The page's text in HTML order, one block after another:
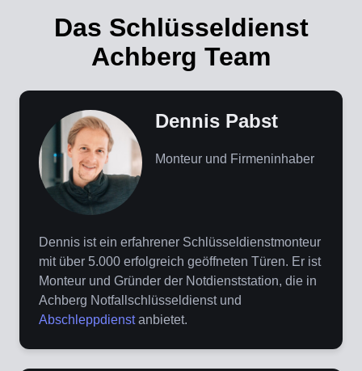
Das Schlüsseldienst
Achberg Team
Dennis Pabst
Monteur und Firmeninhaber
Dennis ist ein erfahrener Schlüsseldienstmonteur
mit über 5.000 erfolgreich geöffneten Türen. Er ist
Monteur und Gründer der Notdienststation, die in
Achberg Notfallschlüsseldienst und
Abschleppdienstanbietet.